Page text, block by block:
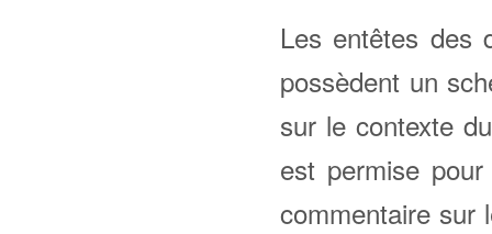
Les entêtes des
possèdent un
sur le contexte
est permise
commentaire sur